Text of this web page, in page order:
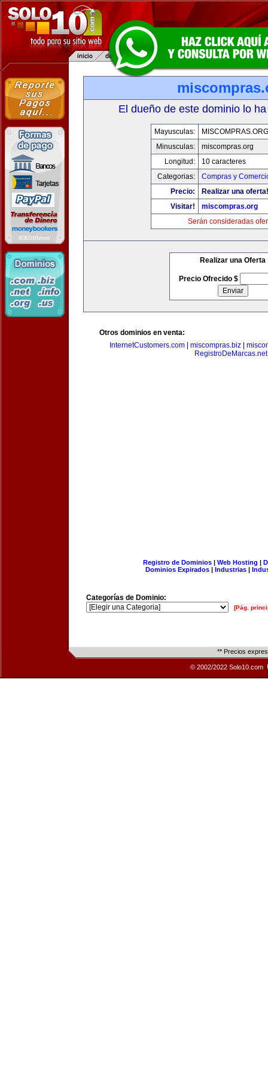
El dueño de este dominio lo
Mayusculas:
MISCOMPRAS.ORG
Minusculas:
miscompras.org
Longitud:
10 caracteres
Categorias:
Compras y
Precio:
Realizar una oferta!
Visitar!
miscompras.org
Serán consideradas
Realizar una Oferta
Precio Ofrecido $
Otros dominios en venta:
InternetCustomers.com| miscompras.biz|
RegistroDeMarcas.net
Registro de Dominios| Web Hosting |
Dominios Expirados | Industrias |
Categorías de Dominio:
[Pág.
** Precios
© 2002/2022 Solo10.com